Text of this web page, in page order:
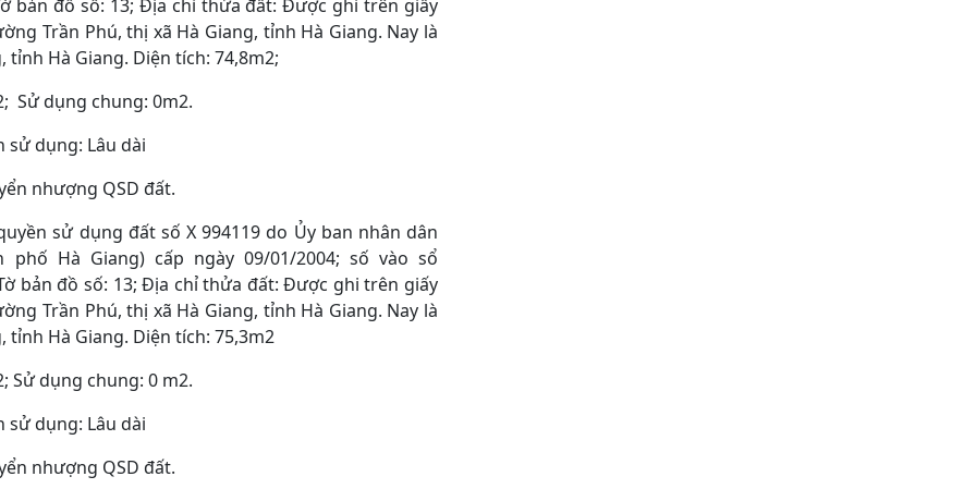
bản đồ số: 13; Địa chỉ thửa đất: Được ghi trên giấy
Trần Phú, thị xã Hà Giang, tỉnh Hà Giang. Nay là
Hà Giang. Diện tích: 74,8m2;
Sử dụng chung: 0m2.
sử dụng: Lâu dài
nhượng QSD đất.
sử dụng đất số X 994119 do Ủy ban nhân dân
Hà Giang) cấp ngày 09/01/2004; số vào sổ
bản đồ số: 13; Địa chỉ thửa đất: Được ghi trên giấy
Trần Phú, thị xã Hà Giang, tỉnh Hà Giang. Nay là
Hà Giang. Diện tích: 75,3m2
Sử dụng chung: 0 m2.
sử dụng: Lâu dài
nhượng QSD đất.